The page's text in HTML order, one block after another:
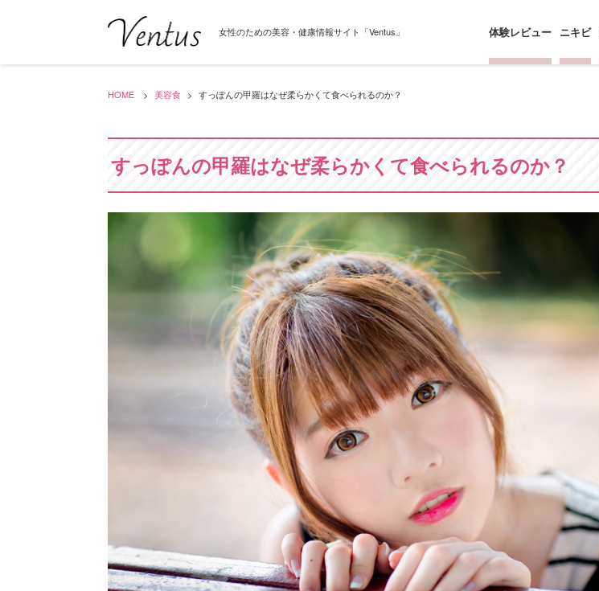
女性のための美容・健康情報サイト「Ventus」 体験レビュー ニキビ
HOME 美容食 すっぽんの甲羅はなぜ柔らかくて食べられるのか？
すっぽんの甲羅はなぜ柔らかくて食べられるのか？